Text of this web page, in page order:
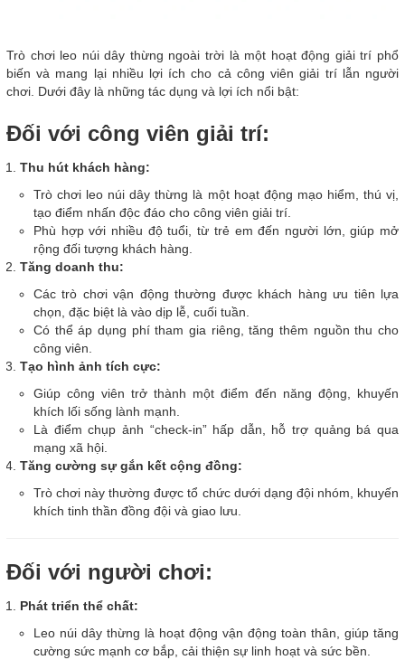
Trò chơi leo núi dây thừng ngoài trời là một hoạt động giải trí phổ
biến và mang lại nhiều lợi ích cho cả công viên giải trí lẫn người
chơi. Dưới đây là những tác dụng và lợi ích nổi bật:
Đối với công viên giải trí:
Thu hút khách hàng:
Trò chơi leo núi dây thừng là một hoạt động mạo hiểm, thú vị,
tạo điểm nhấn độc đáo cho công viên giải trí.
Phù hợp với nhiều độ tuổi, từ trẻ em đến người lớn, giúp mở
rộng đối tượng khách hàng.
Tăng doanh thu:
Các trò chơi vận động thường được khách hàng ưu tiên lựa
chọn, đặc biệt là vào dịp lễ, cuối tuần.
Có thể áp dụng phí tham gia riêng, tăng thêm nguồn thu cho
công viên.
Tạo hình ảnh tích cực:
Giúp công viên trở thành một điểm đến năng động, khuyến
khích lối sống lành mạnh.
Là điểm chụp ảnh “check-in” hấp dẫn, hỗ trợ quảng bá qua
mạng xã hội.
Tăng cường sự gắn kết cộng đồng:
Trò chơi này thường được tổ chức dưới dạng đội nhóm, khuyến
khích tinh thần đồng đội và giao lưu.
Đối với người chơi:
Phát triển thể chất:
Leo núi dây thừng là hoạt động vận động toàn thân, giúp tăng
cường sức mạnh cơ bắp, cải thiện sự linh hoạt và sức bền.